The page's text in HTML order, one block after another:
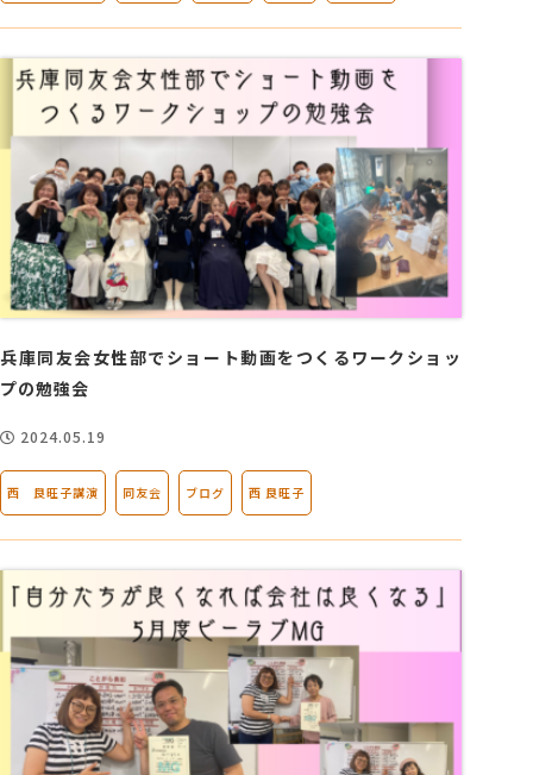
兵庫同友会女性部でショート動画をつくるワークショッ
プの勉強会
2024.05.19
西 良旺子講演 同友会 ブログ 西 良旺子